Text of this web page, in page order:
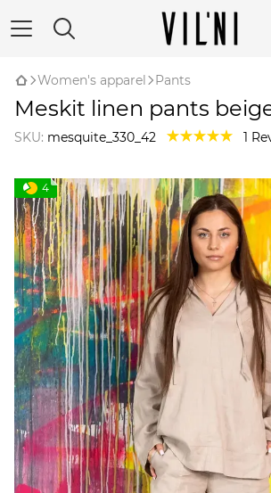
Women's apparel Pants
Meskit linen pants
SKU: mesquite_330_42 1
4